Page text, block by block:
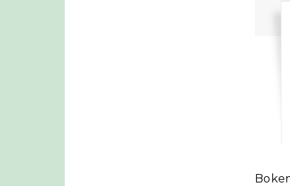
Boken ”Energy and the wealth of nations. Understanding the Biophysical